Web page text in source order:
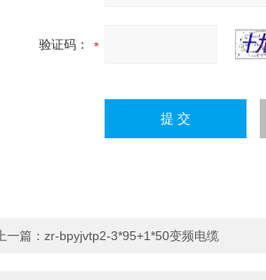
验证码：
上一篇： zr-bpyjvtp2-3*95+1*50变频电缆